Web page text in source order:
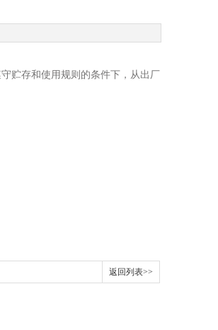
贮存和使用规则的条件下，从出厂
返回列表>>